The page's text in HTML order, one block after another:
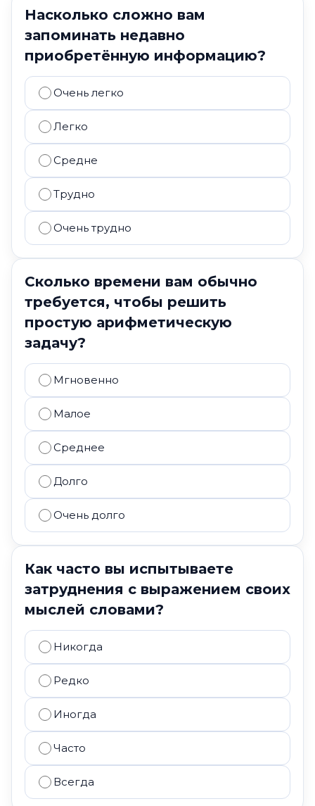
Насколько сложно вам
запоминать недавно
приобретённую информацию?
Очень легко
Легко
Средне
Трудно
Очень трудно
Сколько времени вам обычно
требуется, чтобы решить
простую арифметическую
задачу?
Мгновенно
Малое
Среднее
Долго
Очень долго
Как часто вы испытываете
затруднения с выражением своих
мыслей словами?
Никогда
Редко
Иногда
Часто
Всегда